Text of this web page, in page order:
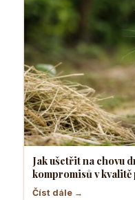
Jak ušetřit na chovu
kompromisů v kvalitě
Číst dále →